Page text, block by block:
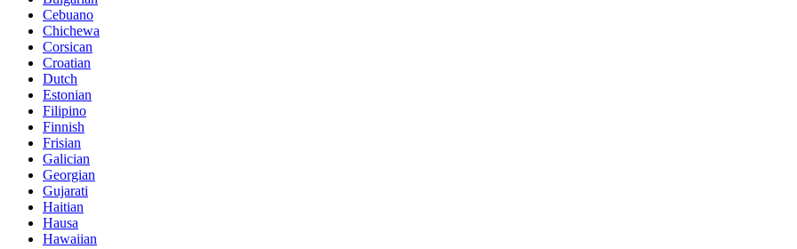
Cebuano
Chichewa
Corsican
Croatian
Dutch
Estonian
Filipino
Finnish
Frisian
Galician
Georgian
Gujarati
Haitian
Hausa
Hawaiian